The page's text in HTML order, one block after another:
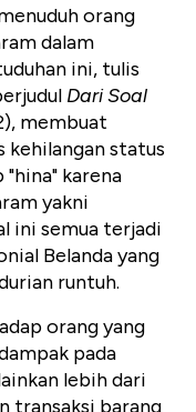
orang
dalam
ini, tulis
Dari Soal
membuat
kehilangan status
"hina" karena
yakni
ini semua terjadi
Belanda yang
runtuh.
orang yang
pada
lebih dari
transaksi barang